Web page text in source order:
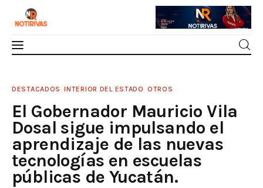
El Gobernador Mauricio Vila Dosal sigue
impulsando el aprendizaje de las nuevas
tecnologías en escuelas públicas de
Yucatán.
0 Comments SHARE POST
Mérida
Interior del Estado
Economía
Finanzas
DESTACADOS INTERIOR DEL ESTADO OTROS
El Gobernador Mauricio Vila
Dosal sigue impulsando el
aprendizaje de las nuevas
tecnologías en escuelas
públicas de Yucatán.